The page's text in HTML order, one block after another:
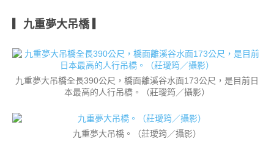
▎九重夢大吊橋 ▎
九重夢大吊橋全長390公尺，橋面離溪谷水面173公尺，是目前日
本最高的人行吊橋。（莊璦筠／攝影）
九重夢大吊橋。（莊璦筠／攝影）